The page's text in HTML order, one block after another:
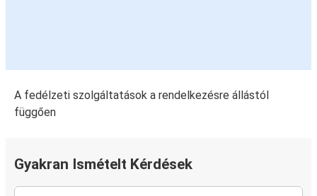
A fedélzeti szolgáltatások a rendelkezésre állástól
függően
Gyakran Ismételt Kérdések